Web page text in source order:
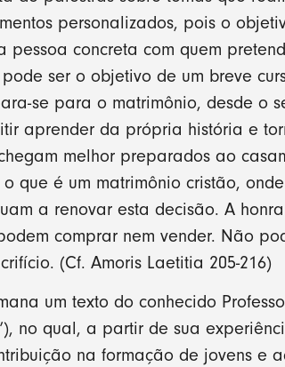
personalizados, pois o
pessoa concreta com quem
ser o objetivo de um breve
se para o matrimônio, desde o
aprender da própria história e
melhor preparados ao
que é um matrimônio cristão,
a renovar esta decisão. A
comprar nem vender. Não
(Cf. Amoris Laetitia 205-216)
um texto do conhecido
no qual, a partir de sua
na formação de jovens e